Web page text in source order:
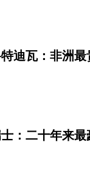
迪瓦：非洲
：二十年来